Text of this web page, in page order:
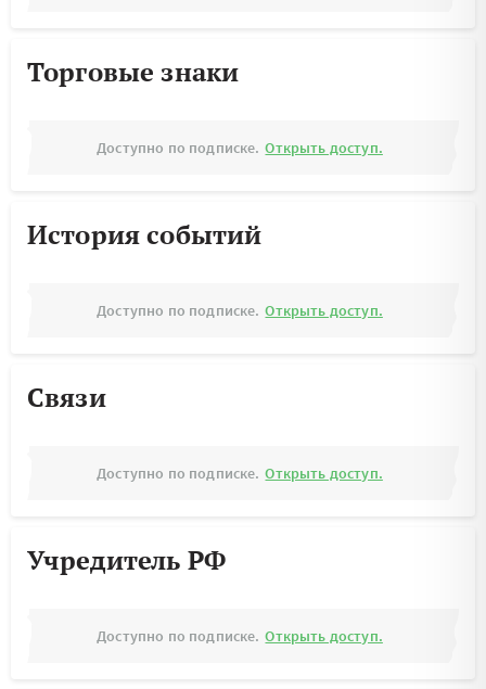
Торговые знаки
Доступно по подписке. Открыть доступ.
История событий
Доступно по подписке. Открыть доступ.
Связи
Доступно по подписке. Открыть доступ.
Учредитель РФ
Доступно по подписке. Открыть доступ.